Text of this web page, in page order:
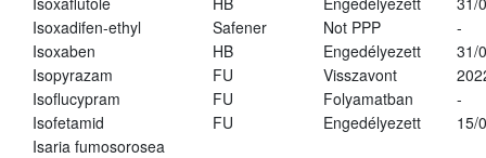
Isoxadifen-ethyl
Safener Not PPP
-
Isoxaben
HB Engedélyezett
31/
Isopyrazam
FU Visszavont
Isoflucypram
FU Folyamatban
-
Isofetamid
FU Engedélyezett
15/
Isaria fumosorosea